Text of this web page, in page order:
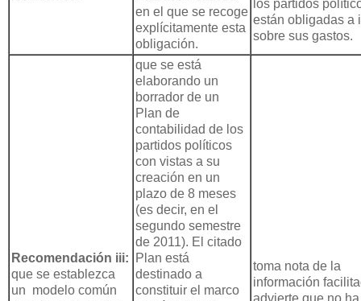
en el que se recoge
explícitamente esta
obligación.
los partidos
están obligadas a
sobre sus gastos.
Recomendación iii:
que se establezca
un modelo común
que se está
elaborando un
borrador de un
Plan de
contabilidad de los
partidos políticos
con vistas a su
creación en un
plazo de 8 meses
(es decir, en el
segundo semestre
de 2011). El citado
Plan está
destinado a
constituir el marco
toma nota de la
información
advierte que no ha